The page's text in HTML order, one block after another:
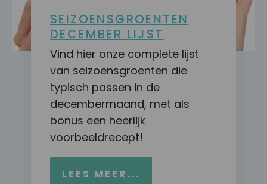
SEIZOENSGROENTEN
DECEMBER LIJST
Vind hier onze complete lijst
van seizoensgroenten die
typisch passen in de
decembermaand, met als
bonus een heerlijk
voorbeeldrecept!
LEES MEER...